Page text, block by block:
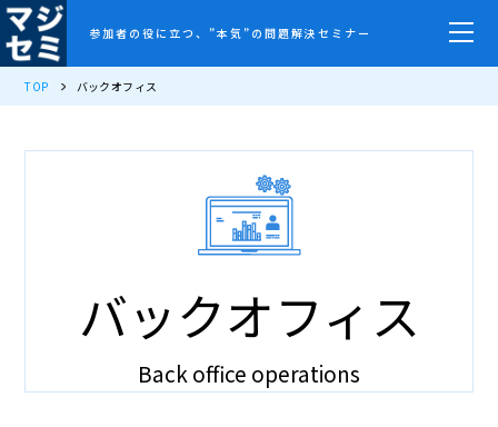
参加者の役に立つ、”本気”の問題解決セミナー
TOP バックオフィス
バックオフィス
Back office operations